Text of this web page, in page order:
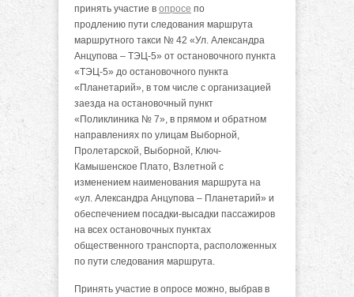
принять участие в опросе по
продлению пути следования маршрута
маршрутного такси № 42 «Ул. Александра
Анцупова – ТЭЦ-5» от остановочного пункта
«ТЭЦ-5» до остановочного пункта
«Планетарий», в том числе с организацией
заезда на остановочный пункт
«Поликлиника № 7», в прямом и обратном
направлениях по улицам Выборной,
Пролетарской, Выборной, Ключ-
Камышенское Плато, Взлетной с
изменением наименования маршрута на
«ул. Александра Анцупова – Планетарий» и
обеспечением посадки-высадки пассажиров
на всех остановочных пунктах
общественного транспорта, расположенных
по пути следования маршрута.
Принять участие в опросе можно, выбрав в